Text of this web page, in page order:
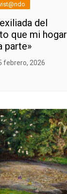
del
que mi hogar
parte»
febrero, 2026